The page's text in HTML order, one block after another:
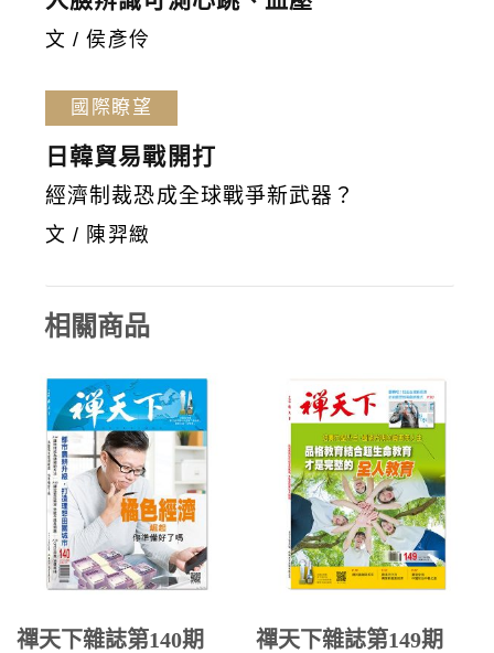
文 / 侯彥伶
國際瞭望
日韓貿易戰開打
經濟制裁恐成全球戰爭新武器？
文 / 陳羿緻
相關商品
禪天下雜誌第140期 禪天下雜誌第149期